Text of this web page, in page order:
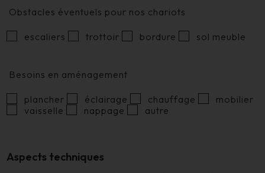
escaliers trottoir bordure sol meuble
Obstacles éventuels pour nos chariots
plancher éclairage chauffage
mobilier
vaisselle
nappage autre
Besoins en aménagement
Aspects techniques